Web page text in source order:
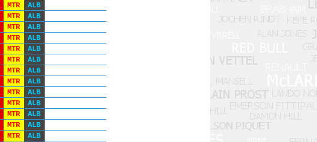
MTR
ALB
MTR
ALB
MTR
ALB
MTR
ALB
MTR
ALB
MTR
ALB
MTR
ALB
MTR
ALB
MTR
ALB
MTR
ALB
MTR
ALB
MTR
ALB
MTR
ALB